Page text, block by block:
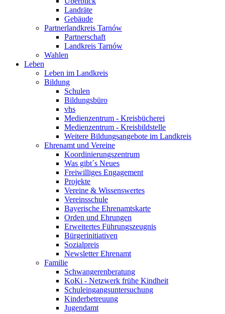
Landräte
Gebäude
Partnerlandkreis Tarnów
Partnerschaft
Landkreis Tarnów
Wahlen
Leben
Leben im Landkreis
Bildung
Schulen
Bildungsbüro
vhs
Medienzentrum - Kreisbücherei
Medienzentrum - Kreisbildstelle
Weitere Bildungsangebote im Landkreis
Ehrenamt und Vereine
Koordinierungszentrum
Was gibt´s Neues
Freiwilliges Engagement
Projekte
Vereine & Wissenswertes
Vereinsschule
Bayerische Ehrenamtskarte
Orden und Ehrungen
Erweitertes Führungszeugnis
Bürgerinitiativen
Sozialpreis
Newsletter Ehrenamt
Familie
Schwangerenberatung
KoKi - Netzwerk frühe Kindheit
Schuleingangsuntersuchung
Kinderbetreuung
Jugendamt